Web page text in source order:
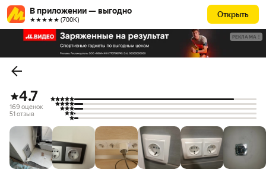
В приложении — выгодно
★★★★★ (700К)
Открыть
РЕКЛАМА
4.7
169 оценок
51 отзыв